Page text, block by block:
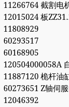
11266764 截割电
12015024 板
11808929
60293517
60168905
120504000058A
11887120 桅杆油
60273651 Z轴伺
12046392